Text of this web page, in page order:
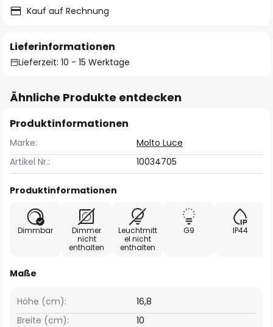
Kauf auf Rechnung
Lieferinformationen
Lieferzeit: 10 - 15 Werktage
Ähnliche Produkte entdecken
Produktinformationen
Marke:
Molto Luce
Artikel Nr.:
10034705
Produktinformationen
Dimmbar
Dimmer
nicht
enthalten
Leuchtmitt
el nicht
enthalten
G9 IP44
Maße
Breite (cm): 10
Höhe (cm): 16,8